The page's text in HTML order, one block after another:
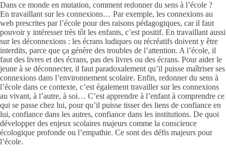
Dans ce monde en mutation, comment redonner du sens à l’école ?
En travaillant sur les connexions… Par exemple, les connexions au
web prescrites par l’école pour des raisons pédagogiques, car il faut
pouvoir y intéresser très tôt les enfants, c’est positif. En travaillant aussi
sur les déconnexions : les écrans ludiques ou récréatifs doivent y être
interdits, parce que ça génère des troubles de l’attention. A l’école, il
faut des livres et des écrans, pas des livres ou des écrans. Pour aider le
jeune à se déconnecter, il faut paradoxalement qu’il puisse maîtriser ses
connexions dans l’environnement scolaire. Enfin, redonner du sens à
l’école dans ce contexte, c’est également travailler sur les connexions
au vivant, à l’autre, à soi… C’est apprendre à l’enfant à comprendre ce
qui se passe chez lui, pour qu’il puisse tisser des liens de confiance en
lui, confiance dans les autres, confiance dans les institutions. De quoi
développer des enjeux scolaires majeurs comme la conscience
écologique profonde ou l’empathie. Ce sont des défis majeurs pour
l’école.